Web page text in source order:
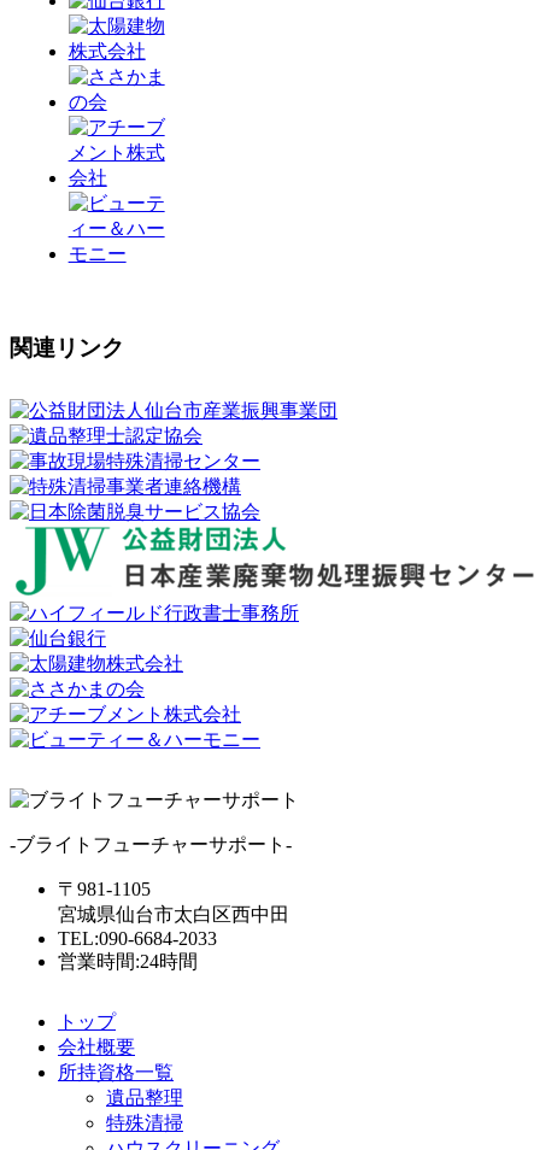
関連リンク
-ブライトフューチャーサポート-
〒981-1105
宮城県仙台市太白区西中田
TEL:090-6684-2033
営業時間:24時間
トップ
会社概要
所持資格一覧
遺品整理
特殊清掃